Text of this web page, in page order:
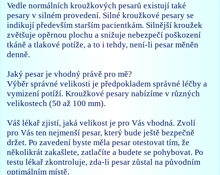
Vedle normálních kroužkových pesarů existují také
pesary v silném provedení. Silné kroužkové pesary se
indikují především starším pacientkám. Silnější kroužek
zvětšuje opěrnou plochu a snižuje nebezpečí poškození
tkáně a tlakové potíže, a to i tehdy, není-li pesar měněn
denně.
Jaký pesar je vhodný právě pro mě?
Výběr správné velikosti je předpokladem správné léčby a
vymizení potíží. Kroužkové pesary nabízíme v různých
velikostech (50 až 100 mm).
Váš lékař zjistí, jaká velikost je pro Vás vhodná. Zvolí
pro Vás ten nejmenší pesar, který bude ještě bezpečně
držet. Po zavedení byste měla pesar otestovat tím, že
několikrát zakašlete, zatlačíte a budete se pohybovat. Po
testu lékař zkontroluje, zda-li pesar zůstal na původním
optimálním místě.